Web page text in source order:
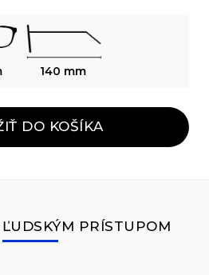
140 mm
DO KOŠÍKA
PRÍSTUPOM